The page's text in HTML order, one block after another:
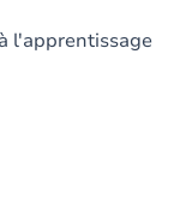
l'apprentissage